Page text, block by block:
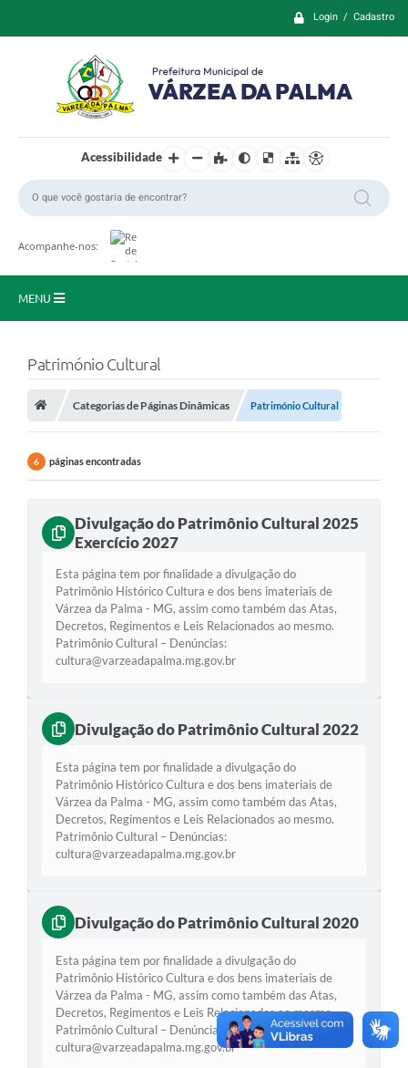
Login / Cadastro
Acessibilidade
Acompanhe-nos:
MENU
Prefeitura
Empresas
Publicações
Servidor
Ouvidoria
COVID-19
Patrimônio Cultural
Lei Aldir Blanc
Contato
A Prefeitura
Enfrentando o COVID-19
Contratos
Audiências Públicas
Arquivos para Download
Património Cultural
Categorias de Páginas Dinâmicas Património Cultural
6 páginas encontradas
Divulgação do Patrimônio Cultural 2025
Exercício 2027
Esta página tem por finalidade a divulgação do
Patrimônio Histórico Cultura e dos bens imateriais de
Várzea da Palma - MG, assim como também das Atas,
Decretos, Regimentos e Leis Relacionados ao mesmo.
Patrimônio Cultural – Denúncias:
cultura@varzeadapalma.mg.gov.br
Divulgação do Patrimônio Cultural 2022
Esta página tem por finalidade a divulgação do
Patrimônio Histórico Cultura e dos bens imateriais de
Várzea da Palma - MG, assim como também das Atas,
Decretos, Regimentos e Leis Relacionados ao mesmo.
Patrimônio Cultural – Denúncias:
cultura@varzeadapalma.mg.gov.br
Divulgação do Patrimônio Cultural 2020
Esta página tem por finalidade a divulgação do
Patrimônio Histórico Cultura e dos bens imateriais de
Várzea da Palma - MG, assim como também das Atas,
Decretos, Regimentos e Leis Relacionados ao mesmo.
Patrimônio Cultural – Denúncias:
cultura@varzeadapalma.mg.gov.br